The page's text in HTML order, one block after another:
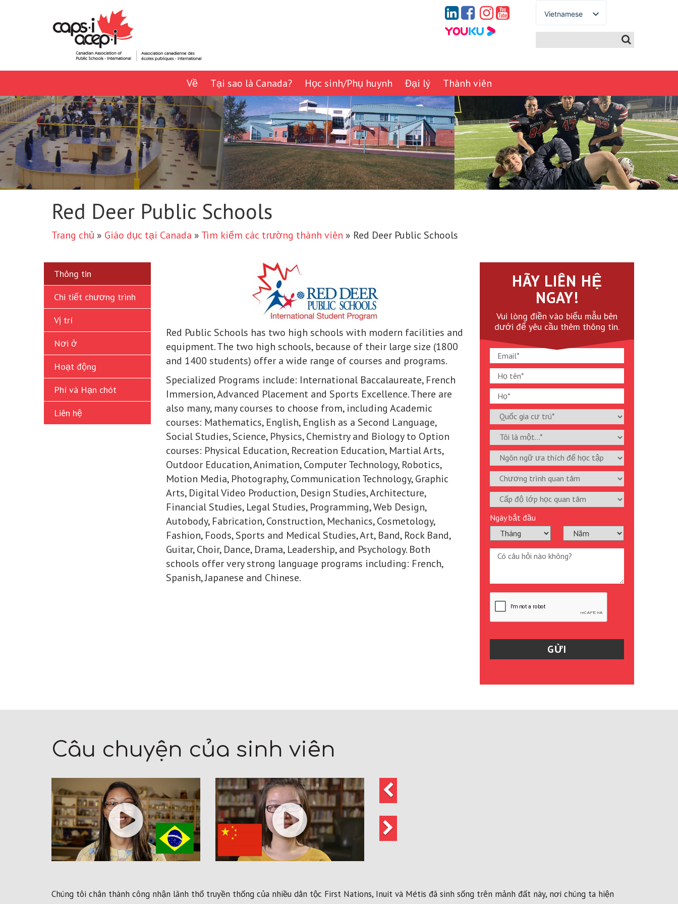
Vietnamese
German
Portuguese
Arabic
Russian
Japanese
Korean
Chinese
Thai
Về Tại sao là Canada? Học sinh/Phụ huynh Đại lý Thành viên
Red Deer Public Schools
Trang chủ » Giáo dục tại Canada » Tìm kiếm các trường thành viên » Red Deer Public Schools
Thông tin
Chi tiết chương trình
Vị trí
Nơi ở
Hoạt động
Phí và Hạn chót
Liên hệ
Red Public Schools has two high schools with modern facilities and
equipment. The two high schools, because of their large size (1800
and 1400 students) offer a wide range of courses and programs.
Specialized Programs include: International Baccalaureate, French
Immersion, Advanced Placement and Sports Excellence. There are
also many, many courses to choose from, including Academic
courses: Mathematics, English, English as a Second Language,
Social Studies, Science, Physics, Chemistry and Biology to Option
courses: Physical Education, Recreation Education, Martial Arts,
Outdoor Education, Animation, Computer Technology, Robotics,
Motion Media, Photography, Communication Technology, Graphic
Arts, Digital Video Production, Design Studies, Architecture,
Financial Studies, Legal Studies, Programming, Web Design,
Autobody, Fabrication, Construction, Mechanics, Cosmetology,
Fashion, Foods, Sports and Medical Studies, Art, Band, Rock Band,
Guitar, Choir, Dance, Drama, Leadership, and Psychology. Both
schools offer very strong language programs including: French,
Spanish, Japanese and Chinese.
HÃY LIÊN HỆ
NGAY!
Vui lòng điền vào biểu mẫu bên
dưới để yêu cầu thêm thông tin.
Ngày bắt đầu
Câu chuyện của sinh viên
Trước
đó
Tiếp
theo
Chúng tôi chân thành công nhận lãnh thổ truyền thống của nhiều dân tộc First Nations, Inuit và Métis đã sinh sống trên mảnh đất này, nơi chúng ta hiện